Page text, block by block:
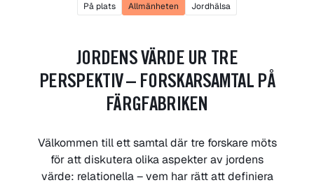
På plats Allmänheten Jordhälsa
JORDENS VÄRDE UR TRE
PERSPEKTIV – FORSKARSAMTAL PÅ
FÄRGFABRIKEN
Välkommen till ett samtal där tre forskare möts
för att diskutera olika aspekter av jordens
värde: relationella – vem har rätt att definiera